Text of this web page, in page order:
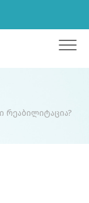
რეაბილიტაცია?